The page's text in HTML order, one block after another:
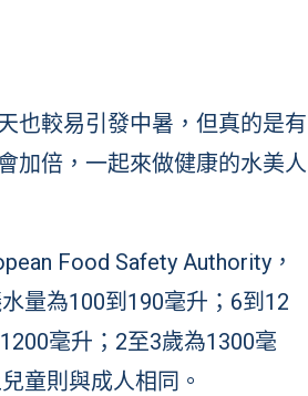
也較易引發中暑，但真的是有
加倍，一起來做健康的水美人
Food Safety Authority，
量為100到190毫升；6到12
毫升；2至3歲為1300毫
童則與成人相同。